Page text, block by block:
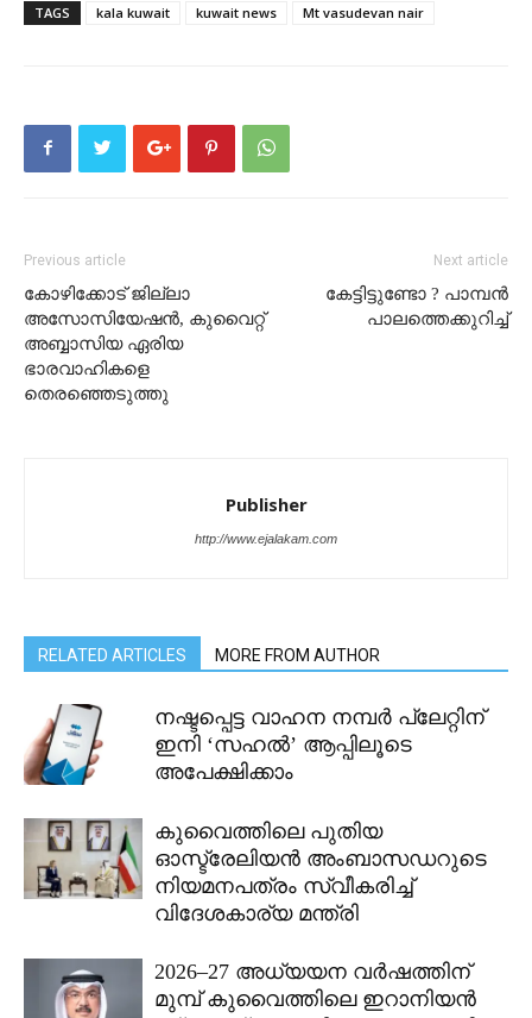
TAGS kala kuwait kuwait news Mt vasudevan nair
Previous article
കോഴിക്കോട് ജില്ലാ
അസോസിയേഷന്‍, കുവൈറ്റ്‌‌
അബ്ബാസിയ ഏരിയ
ഭാരവാഹികളെ
തെരഞ്ഞെടുത്തു
Next article
കേട്ടിട്ടുണ്ടോ ? പാമ്പൻ
പാലത്തെക്കുറിച്ച്
Publisher
http://www.ejalakam.com
RELATED ARTICLES MORE FROM AUTHOR
നഷ്ടപ്പെട്ട വാഹന നമ്പർ പ്ലേറ്റിന്
ഇനി ‘സഹൽ’ ആപ്പിലൂടെ
അപേക്ഷിക്കാം
കുവൈത്തിലെ പുതിയ
ഓസ്ട്രേലിയൻ അംബാസഡറുടെ
നിയമനപത്രം സ്വീകരിച്ച്
വിദേശകാര്യ മന്ത്രി
2026–27 അധ്യയന വർഷത്തിന്
മുമ്പ് കുവൈത്തിലെ ഇറാനിയൻ